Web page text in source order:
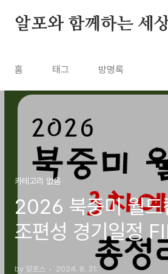
알포와 함께하는 세
홈 태그 방명록
카테고리 없음
2026 북중미 월드컵 3차예선
조편성 경기일정
대전적 총정리
by 알포스 2024. 8. 31.